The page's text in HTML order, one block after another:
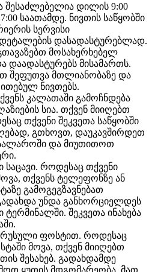
შესაძლებელია დილის 9:00
საათამდე. ნივთის საწყობში
სერვისი
დასადასტურებლად.
მოსახერხებელ
დაადასტურებს მისამართს.
შეფუთვა მთლიანობაზე და
ნივთებს.
კალათაში გამოჩნდება
სია. თქვენ მიიღებთ
თქვენი შეკვეთა საწყობში
გთხოვთ, დაუკავშირდეთ
და მიუთითოთ
საცავი. როდესაც თქვენი
თქვენს ტელეფონზე ან
გამოგეგზავნებათ
უნდა განხორციელდეს
ტერმინალში. შეკვეთა ინახება
ფოსტით. როდესაც
მოვა, თქვენ მიიღებთ
შესახებ. გადახდამდე
ყუთის მდგომარეობა, მათ